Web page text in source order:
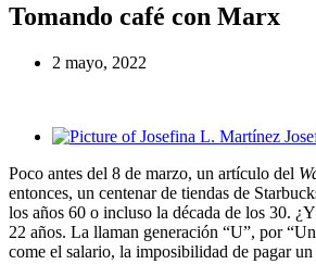
Tomando café con Marx
2 mayo, 2022
Poco antes del 8 de marzo, un artículo del
entonces, un centenar de tiendas de
los años 60 o incluso la década de los 30.
22 años. La llaman generación “U”, por
come el salario, la imposibilidad de pagar